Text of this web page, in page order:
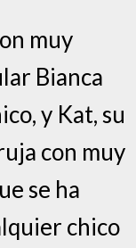
muy
Bianca
y Kat, su
con muy
se ha
chico